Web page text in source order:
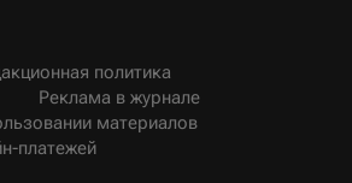
политика
Реклама в журнале
материалов
платежей